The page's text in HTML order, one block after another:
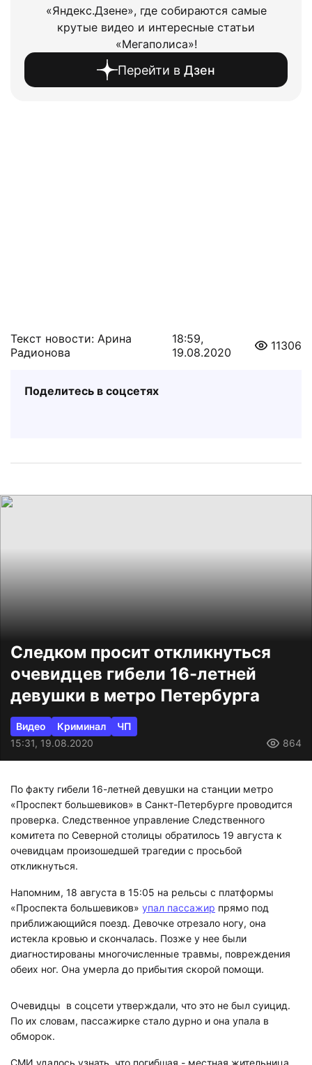
«Яндекс.Дзене», где собираются самые
крутые видео и интересные статьи
«Мегаполиса»!
Перейти в Дзен
Текст новости: Арина
Радионова
18:59,
19.08.2020
11306
Поделитесь в соцсетях
Следком просит откликнуться
очевидцев гибели 16-летней
девушки в метро Петербурга
Видео Криминал
ЧП
15:31, 19.08.2020
864
По факту гибели 16-летней девушки на станции метро
«Проспект большевиков» в Санкт-Петербурге проводится
проверка. Следственное управление Следственного
комитета по Северной столицы обратилось 19 августа к
очевидцам произошедшей трагедии с просьбой
откликнуться.
Напомним, 18 августа в 15:05 на рельсы с платформы
«Проспекта большевиков» упал пассажир прямо под
приближающийся поезд. Девочке отрезало ногу, она
истекла кровью и скончалась. Позже у нее были
диагностированы многочисленные травмы, повреждения
обеих ног. Она умерла до прибытия скорой помощи.
Очевидцы в соцсети утверждали, что это не был суицид.
По их словам, пассажирке стало дурно и она упала в
обморок.
СМИ удалось узнать, что погибшая - местная жительница,